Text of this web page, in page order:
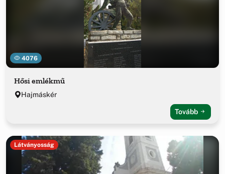
4076
Hősi emlékmű
Hajmáskér
Tovább
Látványosság